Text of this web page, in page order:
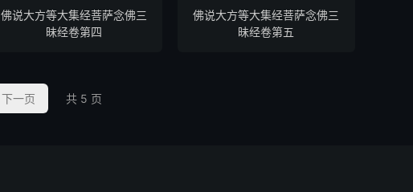
佛说大方等大集经菩萨念佛三
昧经卷第四
佛说大方等大集经菩萨念佛三
昧经卷第五
下一页 共 5 页